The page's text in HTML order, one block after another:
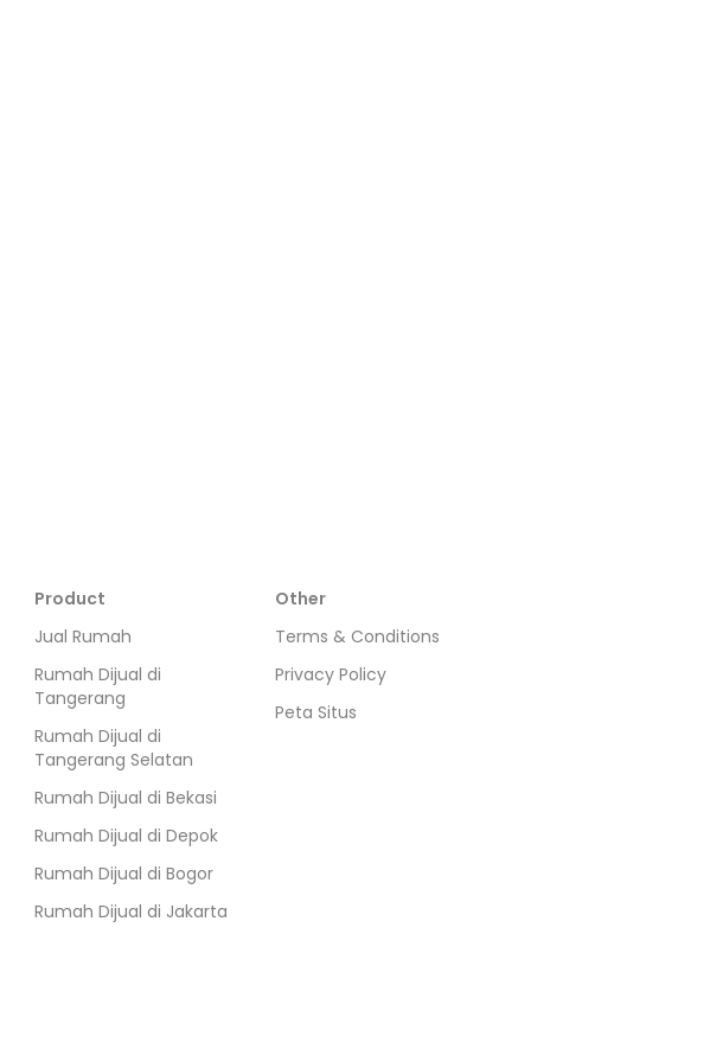
Product
Jual Rumah
Rumah Dijual di
Tangerang
Rumah Dijual di
Tangerang Selatan
Rumah Dijual di Bekasi
Rumah Dijual di Depok
Rumah Dijual di Bogor
Rumah Dijual di Jakarta
Other
Terms & Conditions
Privacy Policy
Peta Situs